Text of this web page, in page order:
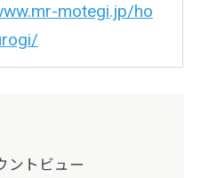
motegi.jp/ho
ントビュー